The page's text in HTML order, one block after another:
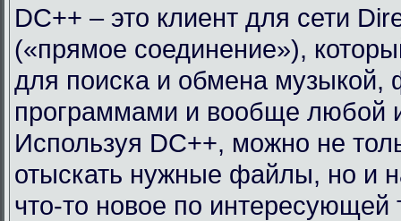
DC++ – это клиент для сети
(«прямое соединение»),
для поиска и обмена
программами и вообще любой
Используя DC++, можно не
отыскать нужные файлы, но и
что-то новое по интересующей